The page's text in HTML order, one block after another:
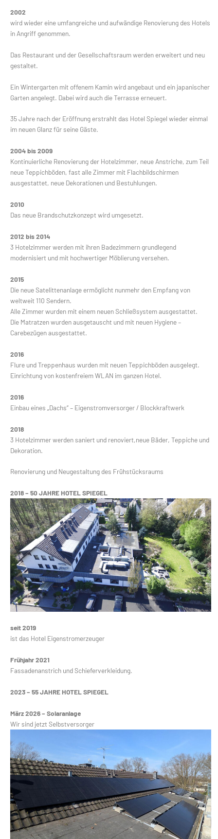
2002
wird wieder eine umfangreiche und aufwändige Renovierung des Hotels
in Angriff genommen.
Das Restaurant und der Gesellschaftsraum werden erweitert und neu
gestaltet.
Ein Wintergarten mit offenem Kamin wird angebaut und ein japanischer
Garten angelegt. Dabei wird auch die Terrasse erneuert.
35 Jahre nach der Eröffnung erstrahlt das Hotel Spiegel wieder einmal
im neuen Glanz für seine Gäste.
2004 bis 2009
Kontinuierliche Renovierung der Hotelzimmer, neue Anstriche, zum Teil
neue Teppichböden, fast alle Zimmer mit Flachbildschirmen
ausgestattet, neue Dekorationen und Bestuhlungen.
2010
Das neue Brandschutzkonzept wird umgesetzt.
2012 bis 2014
3 Hotelzimmer werden mit ihren Badezimmern grundlegend
modernisiert und mit hochwertiger Möblierung versehen.
2015
Die neue Satelittenanlage ermöglicht nunmehr den Empfang von
weltweit 110 Sendern.
Alle Zimmer wurden mit einem neuen Schließsystem ausgestattet.
Die Matratzen wurden ausgetauscht und mit neuen Hygiene –
Carebezügen ausgestattet.
2016
Flure und Treppenhaus wurden mit neuen Teppichböden ausgelegt.
Einrichtung von kostenfreiem WLAN im ganzen Hotel.
2016
Einbau eines „Dachs“ – Eigenstromversorger / Blockkraftwerk
2018
3 Hotelzimmer werden saniert und renoviert,neue Bäder, Teppiche und
Dekoration.
Renovierung und Neugestaltung des Frühstücksraums
2018 – 50 JAHRE HOTEL SPIEGEL
seit 2019
ist das Hotel Eigenstromerzeuger
Frühjahr 2021
Fassadenanstrich und Schieferverkleidung.
2023 – 55 JAHRE HOTEL SPIEGEL
März 2026 – Solaranlage
Wir sind jetzt Selbstversorger